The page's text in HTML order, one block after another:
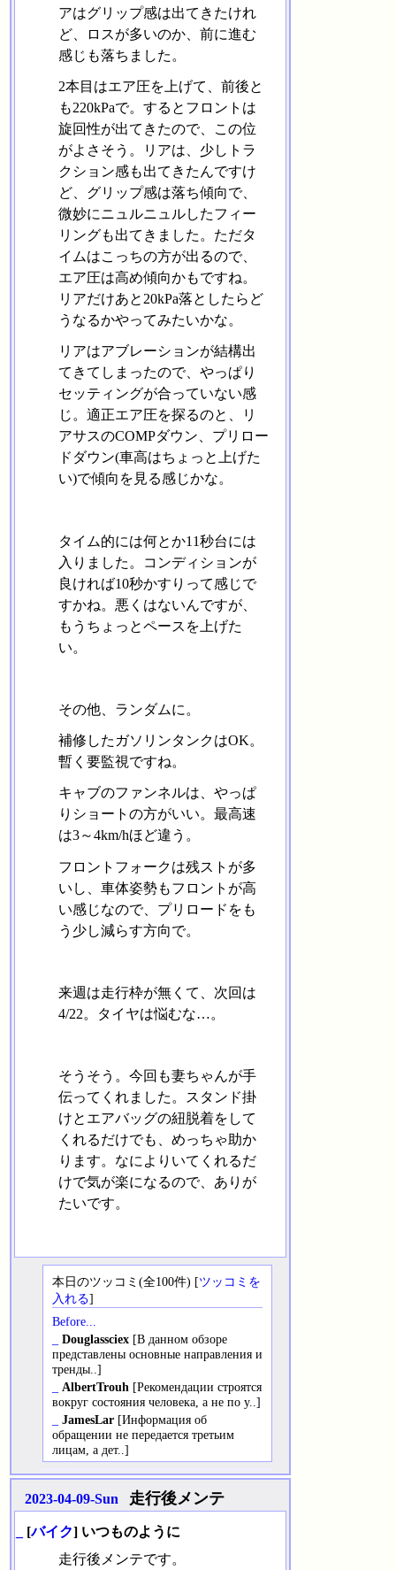
アはグリップ感は出てきたけれ
ど、ロスが多いのか、前に進む
感じも落ちました。
2本目はエア圧を上げて、前後と
も220kPaで。するとフロントは
旋回性が出てきたので、この位
がよさそう。リアは、少しトラ
クション感も出てきたんですけ
ど、グリップ感は落ち傾向で、
微妙にニュルニュルしたフィー
リングも出てきました。ただタ
イムはこっちの方が出るので、
エア圧は高め傾向かもですね。
リアだけあと20kPa落としたらど
うなるかやってみたいかな。
リアはアブレーションが結構出
てきてしまったので、やっぱり
セッティングが合っていない感
じ。適正エア圧を探るのと、リ
アサスのCOMPダウン、プリロー
ドダウン(車高はちょっと上げた
い)で傾向を見る感じかな。
タイム的には何とか11秒台には
入りました。コンディションが
良ければ10秒かすりって感じで
すかね。悪くはないんですが、
もうちょっとペースを上げた
い。
その他、ランダムに。
補修したガソリンタンクはOK。
暫く要監視ですね。
キャブのファンネルは、やっぱ
りショートの方がいい。最高速
は3～4km/hほど違う。
フロントフォークは残ストが多
いし、車体姿勢もフロントが高
い感じなので、プリロードをも
う少し減らす方向で。
来週は走行枠が無くて、次回は
4/22。タイヤは悩むな…。
そうそう。今回も妻ちゃんが手
伝ってくれました。スタンド掛
けとエアバッグの紐脱着をして
くれるだけでも、めっちゃ助か
ります。なによりいてくれるだ
けで気が楽になるので、ありが
たいです。
本日のツッコミ(全100件) [ツッコミを
入れる]
Before...
Douglassciex[В данном обзоре
представлены основные направления и
тренды..]
AlbertTrouh [Рекомендации строятся
вокруг состояния человека, а не по у..]
JamesLar[Информация об
обращении не передается третьим
лицам, а дет..]
2023-04-09-Sun 走行後メンテ
[バイク] いつものように
走行後メンテです。